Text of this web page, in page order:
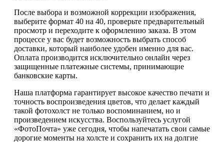
После выбора и возможной коррекции изображения,
выберите формат 40 на 40, проверьте предварительный
просмотр и переходите к оформлению заказа. В этом
процессе у вас будет возможность выбрать способ
доставки, который наиболее удобен именно для вас.
Оплата производится исключительно онлайн через
защищенные платежные системы, принимающие
банковские карты.
Наша платформа гарантирует высокое качество печати и
точность воспроизведения цветов, что делает каждый
такой фотохолст не только воспоминанием, но и
произведением искусства. Воспользуйтесь услугой
«ФотоПочта» уже сегодня, чтобы напечатать свои самые
дорогие моменты на холсте и сохранить их на долгие